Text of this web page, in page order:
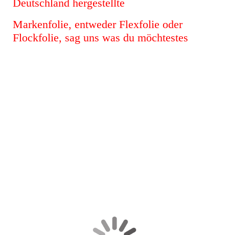
Deutschland hergestellte
Markenfolie, entweder Flexfolie oder
Flockfolie, sag uns was du möchtestes